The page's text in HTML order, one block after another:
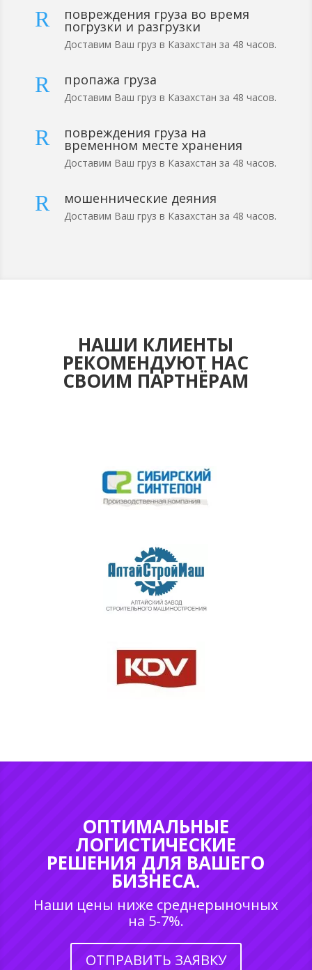
R повреждения груза во время
погрузки и разгрузки
Доставим Ваш груз в Казахстан за 48 часов.
R пропажа груза
Доставим Ваш груз в Казахстан за 48 часов.
R повреждения груза на
временном месте хранения
Доставим Ваш груз в Казахстан за 48 часов.
R мошеннические деяния
Доставим Ваш груз в Казахстан за 48 часов.
НАШИ КЛИЕНТЫ
РЕКОМЕНДУЮТ НАС
СВОИМ ПАРТНЁРАМ
ОПТИМАЛЬНЫЕ
ЛОГИСТИЧЕСКИЕ
РЕШЕНИЯ ДЛЯ ВАШЕГО
БИЗНЕСА.
Наши цены ниже среднерыночных
на 5-7%.
ОТПРАВИТЬ ЗАЯВКУ